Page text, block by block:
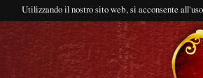
Utilizzando il nostro sito web, si acconsente